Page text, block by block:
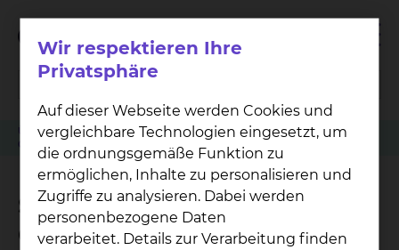
Über uns Qualitätsmanagement
Auszeichnungen & Zertifikate
Grüne Damen & Herren
Spielnachmittag in der Geriatrie
Spielnachmittag in der
Geriatrie
Wir respektieren Ihre
Privatsphäre
Auf dieser Webseite werden Cookies und
vergleichbare Technologien eingesetzt, um
die ordnungsgemäße Funktion zu
ermöglichen, Inhalte zu personalisieren und
Zugriffe zu analysieren. Dabei werden
personenbezogene Daten
verarbeitet. Details zur Verarbeitung finden